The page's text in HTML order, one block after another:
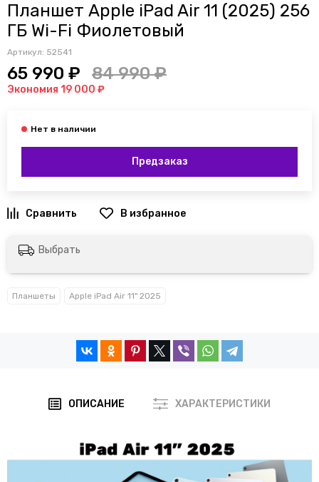
Планшет Apple iPad Air 11 (2025) 256
ГБ Wi-Fi Фиолетовый
Артикул: 52541
65 990 ₽ 84 990 ₽
Экономия 19 000 ₽
Предзаказ
Выбрать
Планшеты Apple iPad Air 11" 2025
ОПИСАНИЕ ХАРАКТЕРИСТИКИ